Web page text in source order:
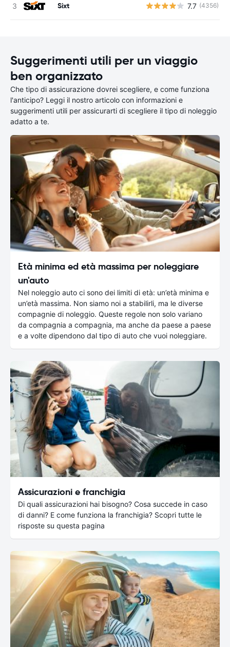
Sixt 7.7 (4356)
Suggerimenti utili per un viaggio
ben organizzato
Che tipo di assicurazione dovrei scegliere, e come funziona
l'anticipo? Leggi il nostro articolo con informazioni e
suggerimenti utili per assicurarti di scegliere il tipo di noleggio
adatto a te.
Età minima ed età massima per noleggiare
un'auto
Nel noleggio auto ci sono dei limiti di età: un’età minima e
un’età massima. Non siamo noi a stabilirli, ma le diverse
compagnie di noleggio. Queste regole non solo variano
da compagnia a compagnia, ma anche da paese a paese
e a volte dipendono dal tipo di auto che vuoi noleggiare.
Assicurazioni e franchigia
Di quali assicurazioni hai bisogno? Cosa succede in caso
di danni? E come funziona la franchigia? Scopri tutte le
risposte su questa pagina